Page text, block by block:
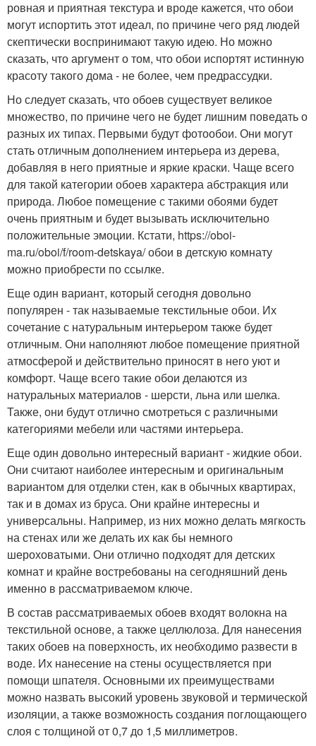
ровная и приятная текстура и вроде кажется, что обои
могут испортить этот идеал, по причине чего ряд людей
скептически воспринимают такую идею. Но можно
сказать, что аргумент о том, что обои испортят истинную
красоту такого дома - не более, чем предрассудки.
Но следует сказать, что обоев существует великое
множество, по причине чего не будет лишним поведать о
разных их типах. Первыми будут фотообои. Они могут
стать отличным дополнением интерьера из дерева,
добавляя в него приятные и яркие краски. Чаще всего
для такой категории обоев характера абстракция или
природа. Любое помещение с такими обоями будет
очень приятным и будет вызывать исключительно
положительные эмоции. Кстати, https://oboi-
ma.ru/oboi/f/room-detskaya/ обои в детскую комнату
можно приобрести по ссылке.
Еще один вариант, который сегодня довольно
популярен - так называемые текстильные обои. Их
сочетание с натуральным интерьером также будет
отличным. Они наполняют любое помещение приятной
атмосферой и действительно приносят в него уют и
комфорт. Чаще всего такие обои делаются из
натуральных материалов - шерсти, льна или шелка.
Также, они будут отлично смотреться с различными
категориями мебели или частями интерьера.
Еще один довольно интересный вариант - жидкие обои.
Они считают наиболее интересным и оригинальным
вариантом для отделки стен, как в обычных квартирах,
так и в домах из бруса. Они крайне интересны и
универсальны. Например, из них можно делать мягкость
на стенах или же делать их как бы немного
шероховатыми. Они отлично подходят для детских
комнат и крайне востребованы на сегодняшний день
именно в рассматриваемом ключе.
В состав рассматриваемых обоев входят волокна на
текстильной основе, а также целлюлоза. Для нанесения
таких обоев на поверхность, их необходимо развести в
воде. Их нанесение на стены осуществляется при
помощи шпателя. Основными их преимуществами
можно назвать высокий уровень звуковой и термической
изоляции, а также возможность создания поглощающего
слоя с толщиной от 0,7 до 1,5 миллиметров.